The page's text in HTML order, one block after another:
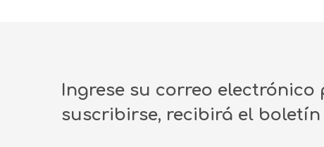
Ingrese su correo electrónico
suscribirse, recibirá el